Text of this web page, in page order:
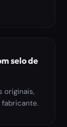
selo de
originais,